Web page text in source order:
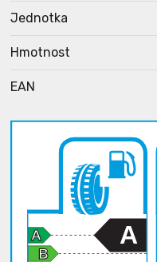
Jednotka
Hmotnost
EAN
A